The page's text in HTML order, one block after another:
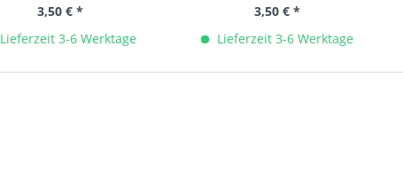
3,50 € *
Lieferzeit 3-6 Werktage
3,50 € *
Lieferzeit 3-6 Werktage